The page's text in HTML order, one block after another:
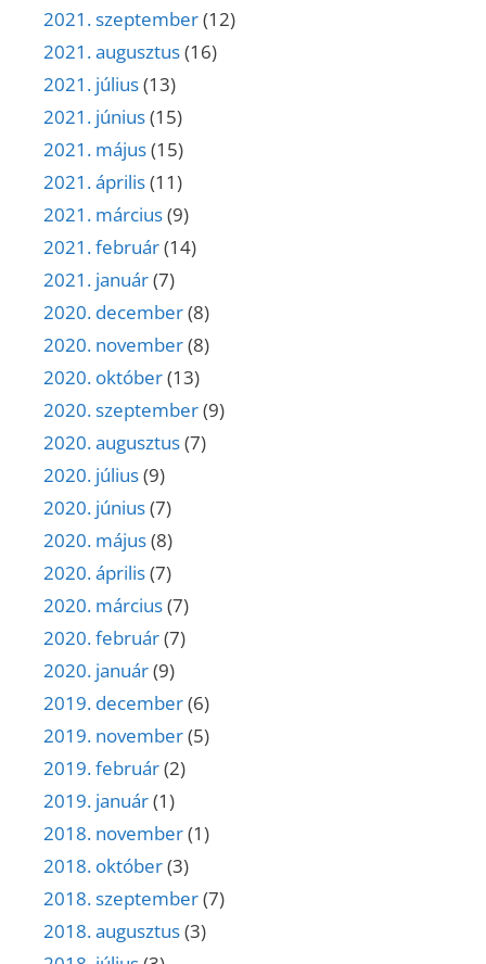
2021. szeptember(12)
2021. augusztus(16)
2021. július(13)
2021. június(15)
2021. május(15)
2021. április(11)
2021. március(9)
2021. február(14)
2021. január(7)
2020. december(8)
2020. november(8)
2020. október(13)
2020. szeptember(9)
2020. augusztus(7)
2020. július(9)
2020. június(7)
2020. május(8)
2020. április(7)
2020. március(7)
2020. február(7)
2020. január(9)
2019. december(6)
2019. november(5)
2019. február(2)
2019. január(1)
2018. november(1)
2018. október(3)
2018. szeptember(7)
2018. augusztus(3)